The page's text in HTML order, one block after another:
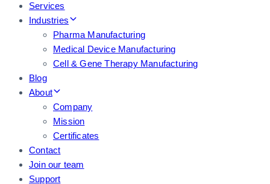
Services
Industries
Pharma Manufacturing
Medical Device Manufacturing
Cell & Gene Therapy Manufacturing
Blog
About
Company
Mission
Certificates
Contact
Join our team
Support